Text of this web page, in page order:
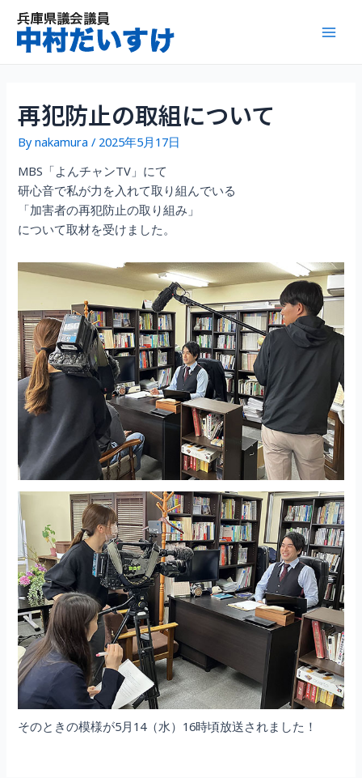
再犯防止の取組について
Bynakamura/2025年5月17日
MBS「よんチャンTV」にて
研心音で私が力を入れて取り組んでいる
「加害者の再犯防止の取り組み」
について取材を受けました。
そのときの模様が5月14（水）16時頃放送されました！